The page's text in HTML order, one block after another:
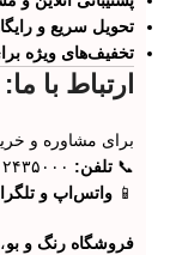
تحویل سریع و
تخفیف‌های ویژه
ارتباط با ما:
برای مشاوره و
📞 تلفن:
📱 واتس‌اپ و
فروشگاه رنگ و بو